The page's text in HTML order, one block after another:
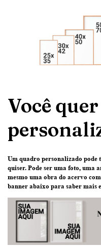
Você quer
Um quadro personalizado pode
quiser. Pode ser uma foto, uma
mesmo uma obra do acervo
banner abaixo para saber mais